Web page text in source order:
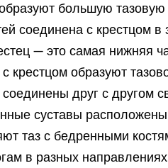
большую тазовую
соединена с крестцом в
— это самая нижняя
крестцом образуют
соединены друг с другом
суставы расположены
таз с бедренными
в разных